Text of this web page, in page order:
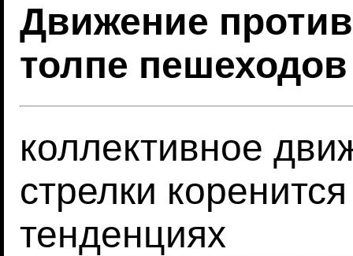
Движение
толпе пешеходов
коллективное
стрелки
тенденциях